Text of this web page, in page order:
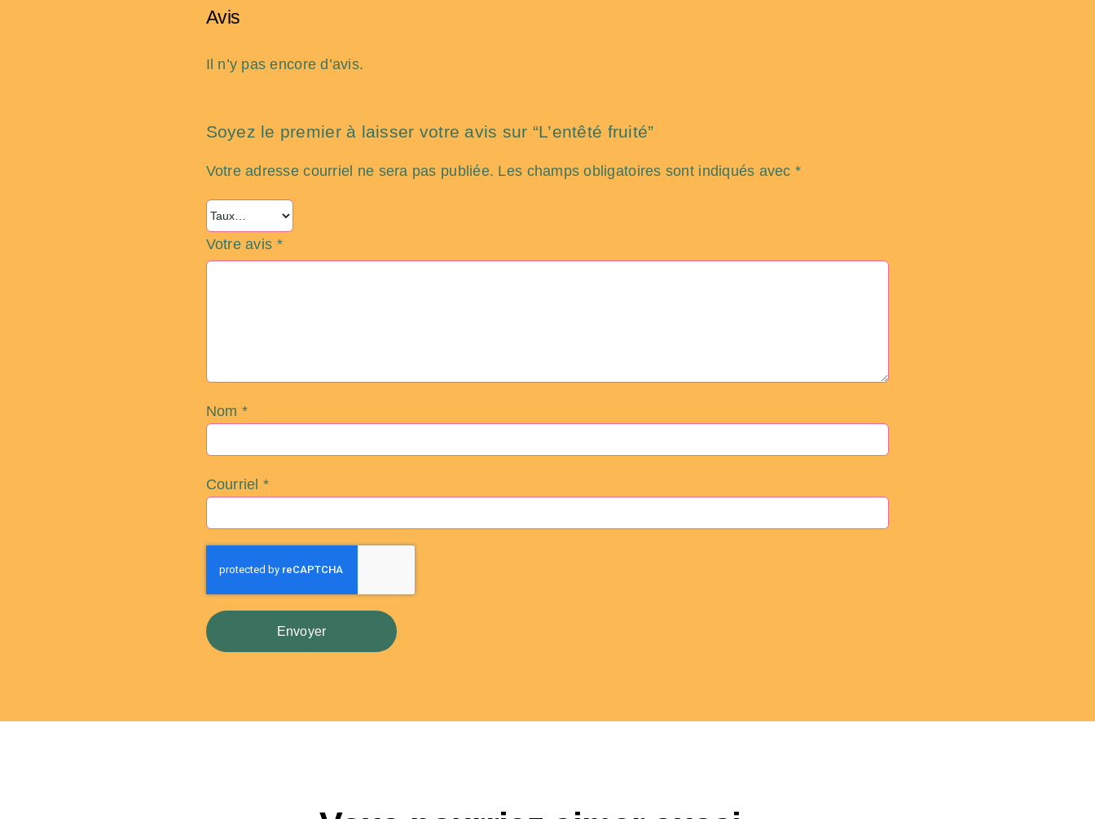
Avis
Il n’y pas encore d’avis.
Soyez le premier à laisser votre avis sur “L’entêté fruité”
Votre adresse courriel ne sera pas publiée. Les champs obligatoires sont indiqués avec*
Votre avis *
Nom *
Courriel *